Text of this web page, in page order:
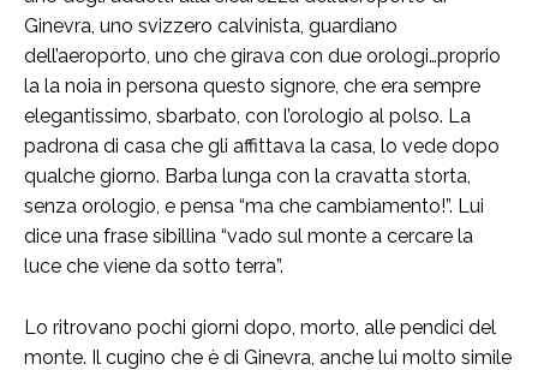
Ginevra, uno svizzero calvinista, guardiano
dell’aeroporto, uno che girava con due orologi…proprio
la la noia in persona questo signore, che era sempre
elegantissimo, sbarbato, con l’orologio al polso. La
padrona di casa che gli affittava la casa, lo vede dopo
qualche giorno. Barba lunga con la cravatta storta,
senza orologio, e pensa “ma che cambiamento!”. Lui
dice una frase sibillina “vado sul monte a cercare la
luce che viene da sotto terra”.
Lo ritrovano pochi giorni dopo, morto, alle pendici del
monte. Il cugino che è di Ginevra, anche lui molto simile